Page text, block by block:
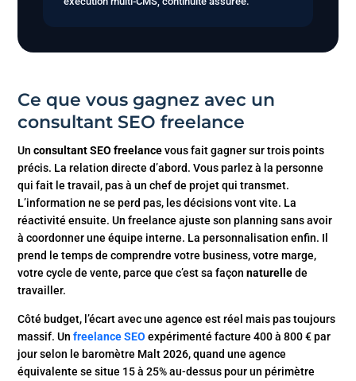
Ce que vous gagnez avec un
consultant SEO freelance
Unconsultant SEO freelancevous fait gagner sur trois points
précis. La relation directe d’abord. Vous parlez à la personne
qui fait le travail, pas à un chef de projet qui transmet.
L’information ne se perd pas, les décisions vont vite. La
réactivité ensuite. Un freelance ajuste son planning sans avoir
à coordonner une équipe interne. La personnalisation enfin. Il
prend le temps de comprendre votre business, votre marge,
votre cycle de vente, parce que c’est sa façonnaturellede
travailler.
Côté budget, l’écart avec une agence est réel mais pas toujours
massif. Unfreelance SEO expérimenté facture 400 à 800 € par
jour selon le baromètre Malt 2026, quand une agence
équivalente se situe 15 à 25% au-dessus pour un périmètre